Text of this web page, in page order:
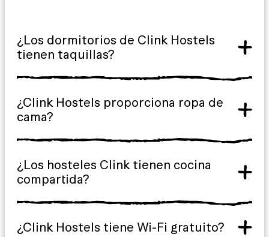
¿Los dormitorios de Clink Hostels
tienen taquillas?
¿Clink Hostels proporciona ropa de
cama?
¿Los hosteles Clink tienen cocina
compartida?
¿Clink Hostels tiene Wi-Fi gratuito?